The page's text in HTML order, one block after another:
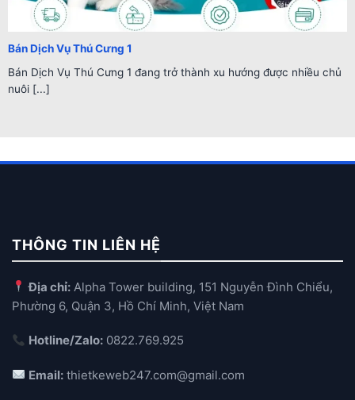
Bán Dịch Vụ Thú Cưng 1
Bán Dịch Vụ Thú Cưng 1 đang trở thành xu hướng được nhiều chủ
nuôi [...]
THÔNG TIN LIÊN HỆ
Địa chỉ: Alpha Tower building, 151 Nguyễn Đình Chiểu,
Phường 6, Quận 3, Hồ Chí Minh, Việt Nam
Hotline/Zalo: 0822.769.925
Email: thietkeweb247.com@gmail.com